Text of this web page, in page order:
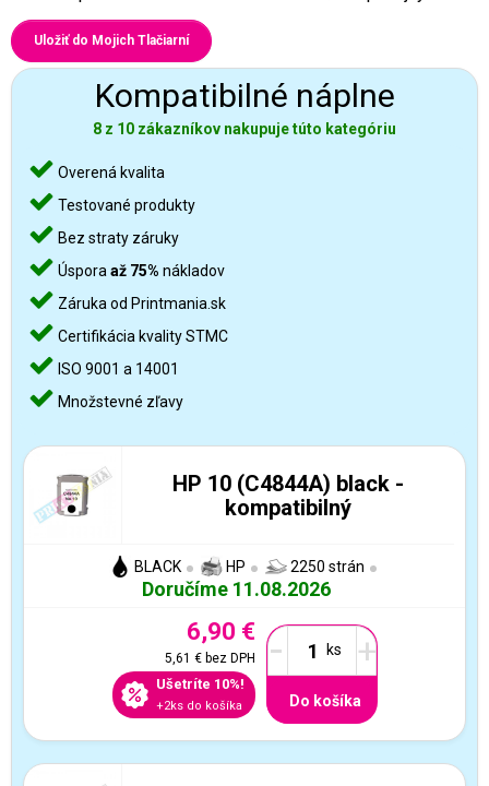
Uložiť do Mojich Tlačiarní
Kompatibilné náplne
8 z 10 zákazníkov nakupuje túto kategóriu
Overená kvalita
Testované produkty
Bez straty záruky
Úspora až 75% nákladov
Záruka od Printmania.sk
Certifikácia kvality STMC
ISO 9001 a 14001
Množstevné zľavy
HP 10 (C4844A) black -
kompatibilný
BLACK HP 2250 strán
Doručíme 11.08.2026
6,90 €
5,61 €bez DPH
Ušetríte 10%!
+2ks do košíka
- +
Do košíka